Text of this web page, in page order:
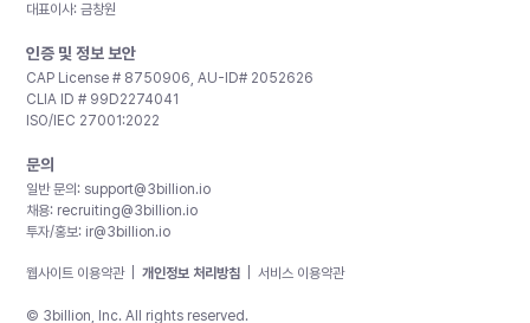
대표이사: 금창원
인증 및 정보 보안
CAP License # 8750906, AU-ID# 2052626
CLIA ID # 99D2274041
ISO/IEC 27001:2022
문의
일반 문의: support@3billion.io
채용: recruiting@3billion.io
투자/홍보: ir@3billion.io
웹사이트 이용약관 개인정보 처리방침 서비스 이용약관
© 3billion, Inc. All rights reserved.